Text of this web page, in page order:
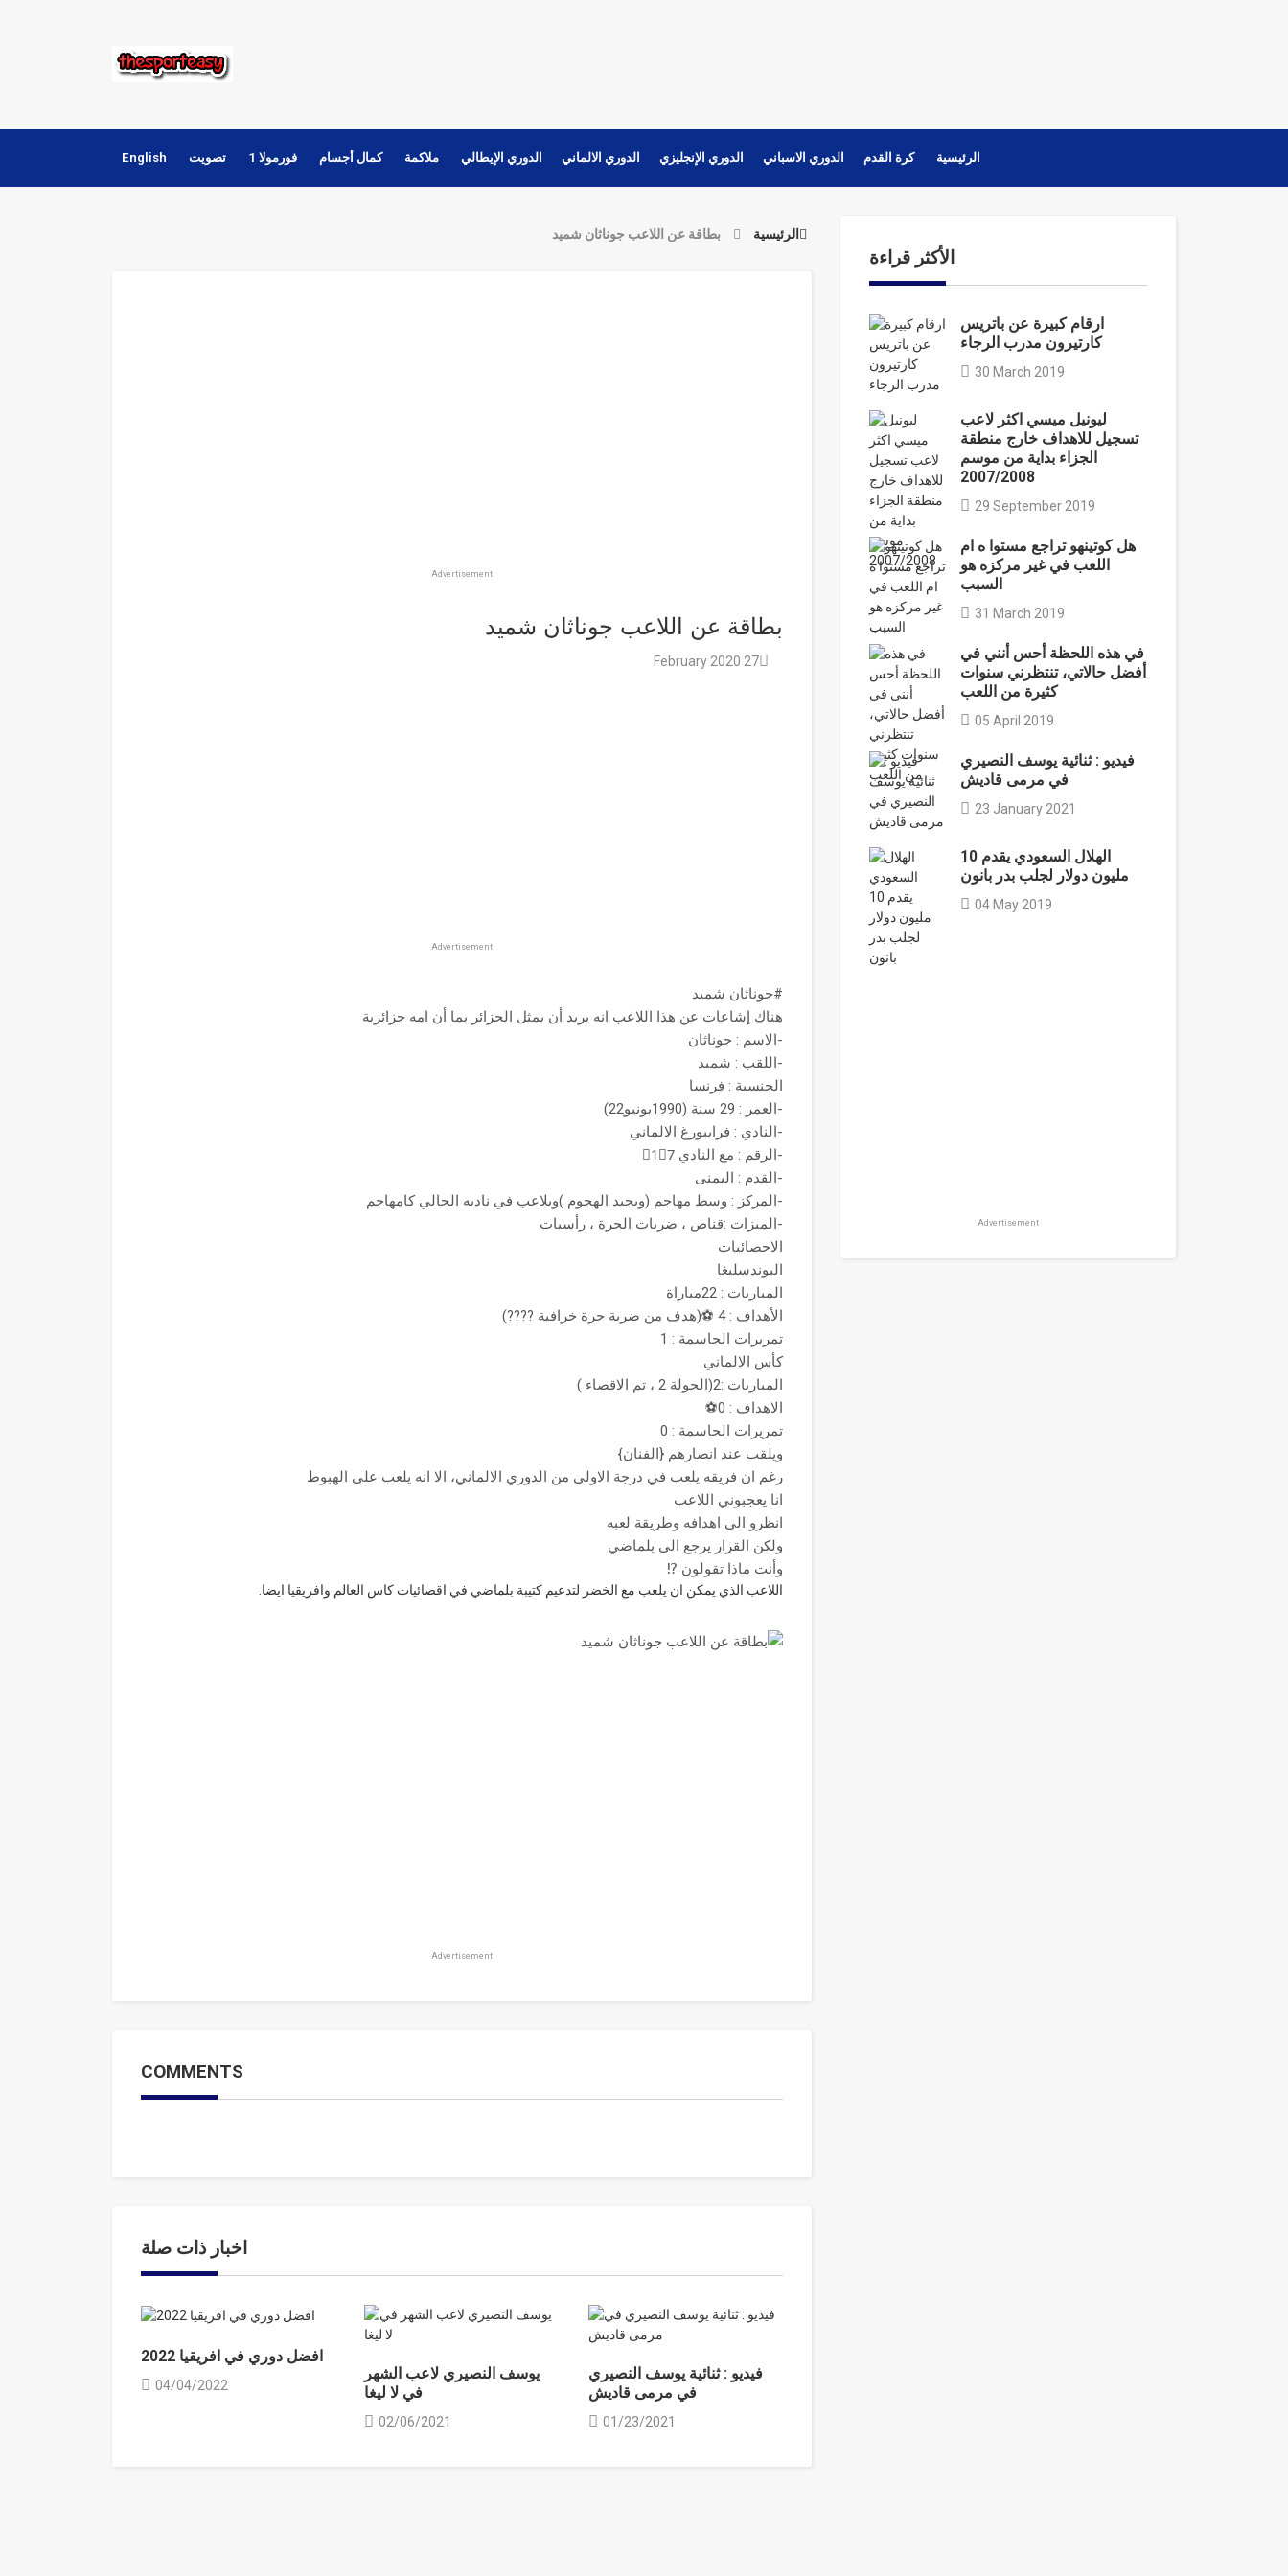
English تصويت فورمولا 1 كمال أجسام ملاكمة الدوري الإيطالي الدوري الالماني الدوري الإنجليزي الدوري الاسباني كرة القدم الرئيسية
الرئيسية بطاقة عن اللاعب جوناثان شميد
Advertisement
بطاقة عن اللاعب جوناثان شميد
27 February 2020
Advertisement
#جوناثان شميد
هناك إشاعات عن هذا اللاعب انه يريد أن يمثل الجزائر بما أن امه جزائرية
-الاسم : جوناثان
-اللقب : شميد
الجنسية : فرنسا
-العمر : 29 سنة (1990يونيو22)
-النادي : فرايبورغ الالماني
-الرقم : مع النادي 1⃣7⃣
-القدم : اليمنى
-المركز : وسط مهاجم (ويجيد الهجوم )ويلاعب في ناديه الحالي كامهاجم
-الميزات :قناص ، ضربات الحرة ، رأسيات
الاحصائيات
البوندسليغا
المباريات : 22مباراة
الأهداف : 4 ⚽(هدف من ضربة حرة خرافية ????)
تمريرات الحاسمة : 1
كأس الالماني
المباريات :2(الجولة 2 ، تم الاقصاء )
الاهداف : 0⚽
تمريرات الحاسمة : 0
ويلقب عند انصارهم {الفنان}
رغم ان فريقه يلعب في درجة الاولى من الدوري الالماني، الا انه يلعب على الهبوط
انا يعجبوني اللاعب
انظرو الى اهدافه وطريقة لعبه
ولكن القرار يرجع الى بلماضي
وأنت ماذا تقولون ⁉
اللاعب الذي يمكن ان يلعب مع الخضر لتدعيم كتيبة بلماضي في اقصائيات كاس العالم وافريقيا ايضا.
Advertisement
COMMENTS
اخبار ذات صلة
افضل دوري في افريقيا 2022
04/04/2022
يوسف النصيري لاعب الشهر
في لا ليغا
02/06/2021
فيديو : ثنائية يوسف النصيري
في مرمى قاديش
01/23/2021
الأكثر قراءة
ارقام كبيرة عن باتريس
كارتيرون مدرب الرجاء
30 March 2019
ليونيل ميسي اكثر لاعب
تسجيل للاهداف خارج منطقة
الجزاء بداية من موسم
2007/2008
29 September 2019
هل كوتينهو تراجع مستوا ه ام
اللعب في غير مركزه هو
السبب
31 March 2019
في هذه اللحظة أحس أنني في
أفضل حالاتي، تنتظرني سنوات
كثيرة من اللعب
05 April 2019
فيديو : ثنائية يوسف النصيري
في مرمى قاديش
23 January 2021
الهلال السعودي يقدم 10
مليون دولار لجلب بدر بانون
04 May 2019
Advertisement